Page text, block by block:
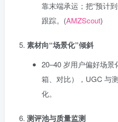
靠末端承运；把“预计
跟踪。(AMZScout)
素材向“场景化”倾斜
20–40 岁用户偏好场
箱、对比），UGC 与
化。
测评池与质量监测